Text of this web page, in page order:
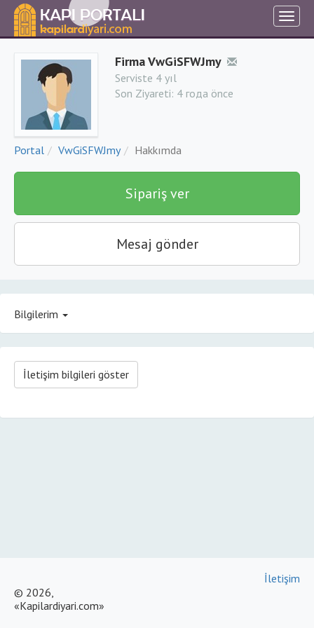
Firma VwGiSFWJmy
Serviste 4 yıl
Son Ziyareti: 4 года önce
Portal VwGiSFWJmy Hakkımda
Sipariş ver
Mesaj gönder
Bilgilerim
İletişim bilgileri göster
© 2026,
«Kapilardiyari.com»
İletişim